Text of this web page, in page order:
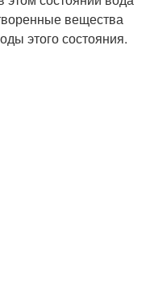
вещества
этого состояния.